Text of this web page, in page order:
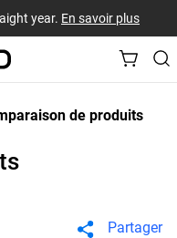
year. En savoir plus
de produits
Partager